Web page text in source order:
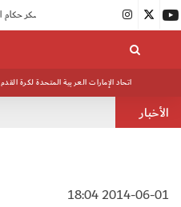
اتحاد الإمارات العربية المتحدة لكرة القدم
الأخبار
2014-06-01 18:04